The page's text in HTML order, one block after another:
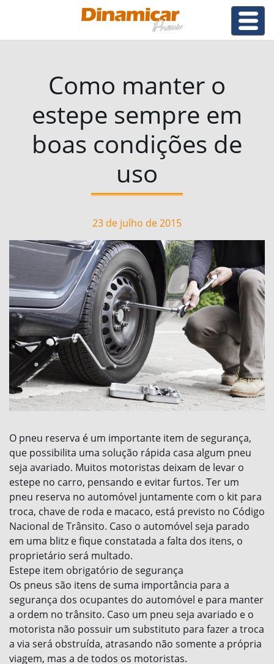
Como manter o
estepe sempre em
boas condições de
uso
23 de julho de 2015
O pneu reserva é um importante item de segurança,
que possibilita uma solução rápida casa algum pneu
seja avariado. Muitos motoristas deixam de levar o
estepe no carro, pensando e evitar furtos. Ter um
pneu reserva no automóvel juntamente com o kit para
troca, chave de roda e macaco, está previsto no Código
Nacional de Trânsito. Caso o automóvel seja parado
em uma blitz e fique constatada a falta dos itens, o
proprietário será multado.
Estepe item obrigatório de segurança
Os pneus são itens de suma importância para a
segurança dos ocupantes do automóvel e para manter
a ordem no trânsito. Caso um pneu seja avariado e o
motorista não possuir um substituto para fazer a troca
a via será obstruída, atrasando não somente a própria
viagem, mas a de todos os motoristas.